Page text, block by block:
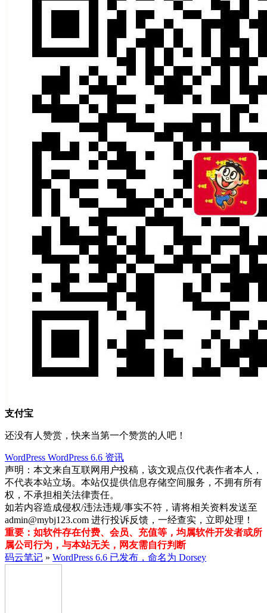
支付宝
还没有人赞赏，快来当第一个赞赏的人吧！
WordPress WordPress 6.6 资讯
声明：本文来自互联网用户投稿，该文观点仅代表作者本人，
不代表本站立场。本站仅提供信息存储空间服务，不拥有所有
权，不承担相关法律责任。
如若内容造成侵权/违法违规/事实不符，请将相关资料发送至
admin@mybj123.com 进行投诉反馈，一经查实，立即处理！
重要：如软件存在付费、会员、充值等，均属软件开发者或所
属公司行为，与本站无关，网友需自行判断
码云笔记 » WordPress 6.6 已发布，命名为 Dorsey